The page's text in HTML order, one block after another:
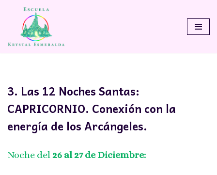
Saltar
3. Las 12 Noches Santas:
CAPRICORNIO. Conexión con la
energía de los Arcángeles.
Noche del26 al 27 de Diciembre: